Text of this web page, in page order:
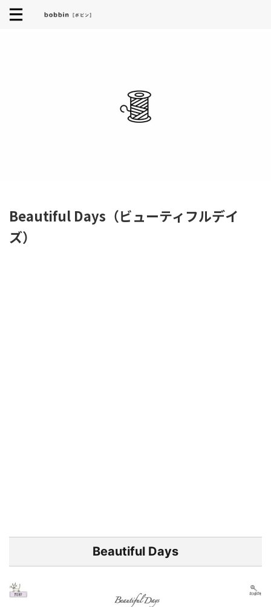
Beautiful Days（ビューティフルデイ
ズ）
Beautiful Days